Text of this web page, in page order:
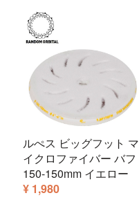
ルぺス ビッグフット マ
イクロファイバー バフ
150-150mm イエロー
¥ 1,980